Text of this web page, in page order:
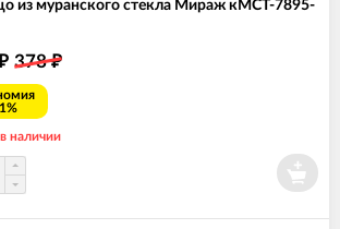
из муранского стекла Мираж кМСТ-7895-
378₽
наличии